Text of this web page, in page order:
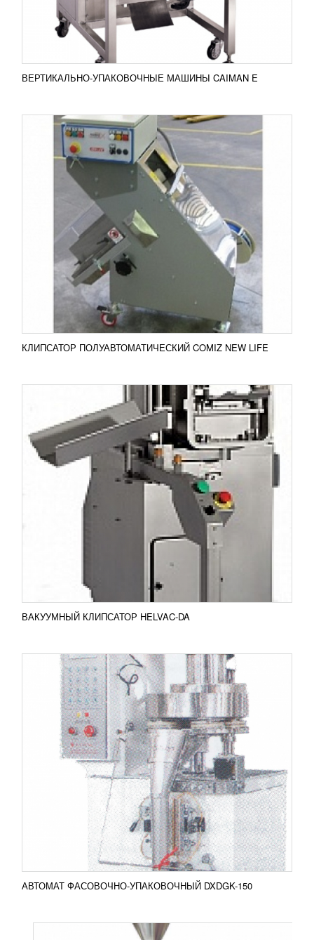
ВЕРТИКАЛЬНО-УПАКОВОЧНЫЕ МАШИНЫ CAIMAN E
любой формы...
ПОДРОБНЕЕ
Добавить в сравнение
КЛИПСАТОР ПОЛУАВТОМАТИЧЕСКИЙ COMIZ NEW LIFE
ВАКУУМНЫЙ КЛИПСАТОР HELVAC-DA
УЗНАТЬ ЦЕНУ
Вакуумный клипсатор HELVAC-DA создает вакуум
в пакете с любым пищевым продуктом и сразу же
его запечатывает в вакуумной камере
алюминиевой клипсой...
ПОДРОБНЕЕ
Добавить в сравнение
ВАКУУМНЫЙ КЛИПСАТОР HELVAC-DA
АВТОМАТ ФАСОВОЧНО-УПАКОВОЧНЫЙ
DXDGK-150
636 100
«DXDGK-150» применяется в целях обеспечения
фасовки сыпучих продуктов с грануляцией
(сливки, сахар, кофе). После фасовки пакет
запаивается тремя или...
Добавить в сравнение
АВТОМАТ ФАСОВОЧНО-УПАКОВОЧНЫЙ DXDGK-150
АВТОМАТ УПАКОВОЧНЫЙ DP-420
616 890RUB
Автомат для упаковки DP-420 оснащен
электронной панелью (хранит до 10 заданных
программ), которая позволяет задать
необходимые параметры для работы....
ПОДРОБНЕЕ
Добавить в сравнение